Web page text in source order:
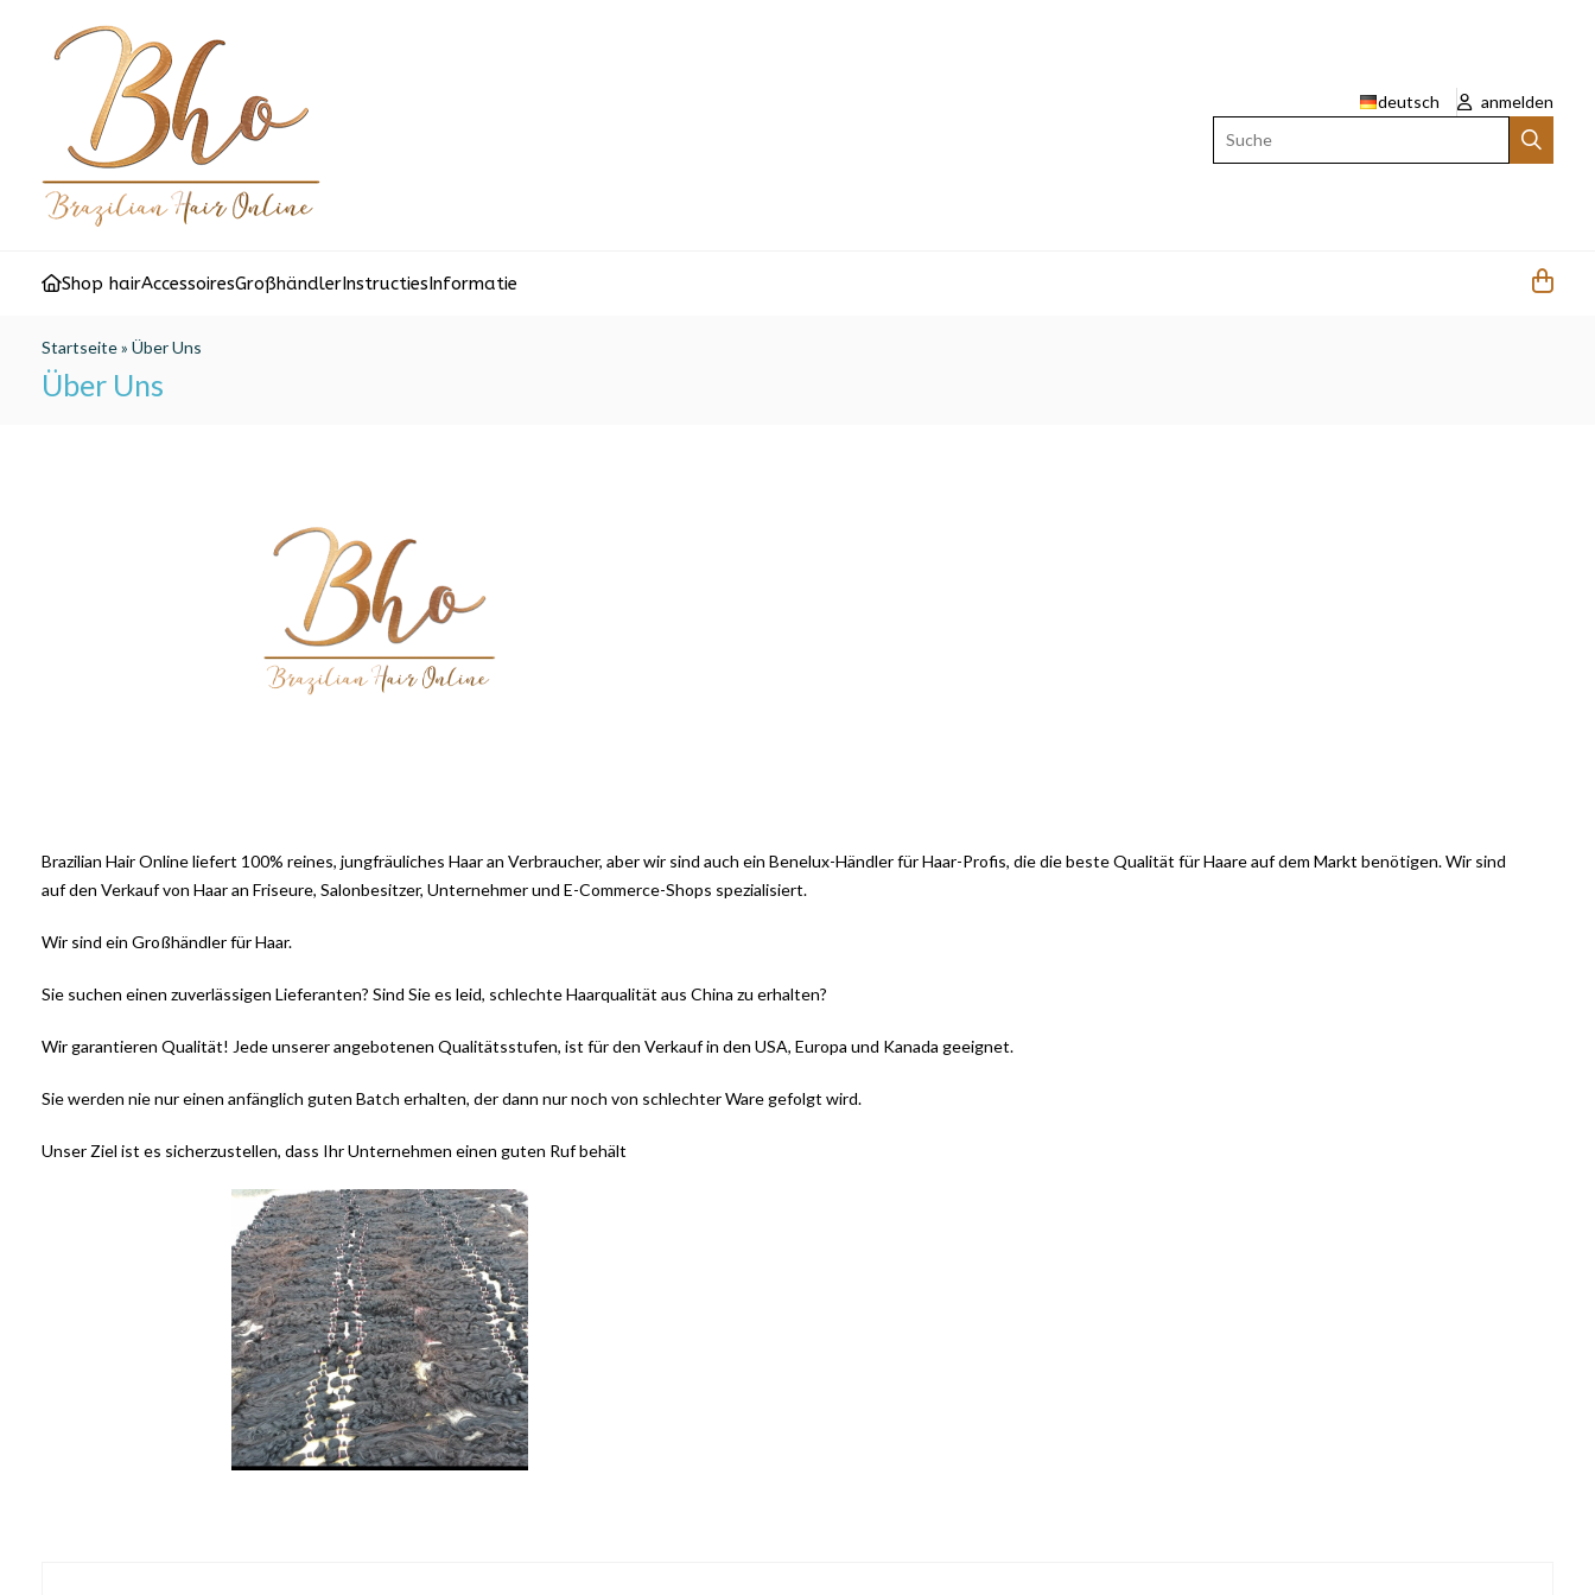
deutsch
anmelden
Shop hairAccessoiresGroßhändlerInstructiesInformatie
Startseite» Über Uns
Über Uns
Brazilian Hair Online liefert 100% reines, jungfräuliches Haar an Verbraucher, aber wir sind auch ein Benelux-Händler für Haar-Profis, die die beste Qualität für Haare auf dem Markt benötigen. Wir sind
auf den Verkauf von Haar an Friseure, Salonbesitzer, Unternehmer und E-Commerce-Shops spezialisiert.
Wir sind ein Großhändler für Haar.
Sie suchen einen zuverlässigen Lieferanten? Sind Sie es leid, schlechte Haarqualität aus China zu erhalten?
Wir garantieren Qualität! Jede unserer angebotenen Qualitätsstufen, ist für den Verkauf in den USA, Europa und Kanada geeignet.
Sie werden nie nur einen anfänglich guten Batch erhalten, der dann nur noch von schlechter Ware gefolgt wird.
Unser Ziel ist es sicherzustellen, dass Ihr Unternehmen einen guten Ruf behält